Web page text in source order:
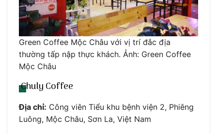
Green Coffee Mộc Châu với vị trí đắc địa
thường tấp nập thực khách. Ảnh: Green Coffee
Mộc Châu
Chuly Coffee
Địa chỉ: Công viên Tiểu khu bệnh viện 2, Phiêng
Luông, Mộc Châu, Sơn La, Việt Nam